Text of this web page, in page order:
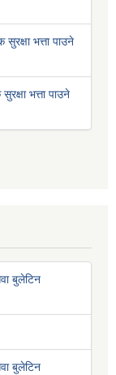
भत्ता पाउने
भत्ता पाउने
बुलेटिन
बुलेटिन